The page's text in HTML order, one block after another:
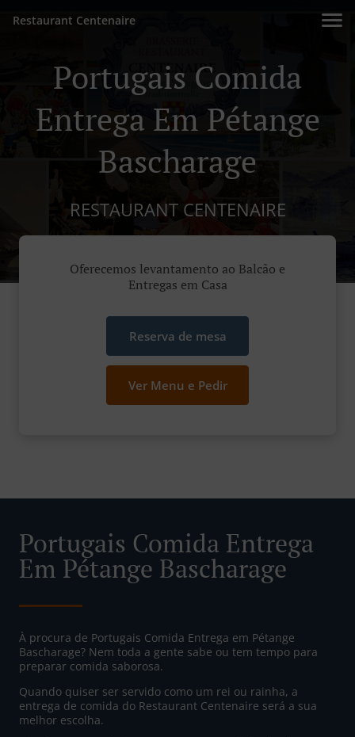
Restaurant Centenaire
Portugais Comida
Entrega Em Pétange
Bascharage
RESTAURANT CENTENAIRE
Oferecemos levantamento ao Balcão e
Entregas em Casa
Reserva de mesa
Ver Menu e Pedir
Portugais Comida Entrega
Em Pétange Bascharage
À procura de Portugais Comida Entrega em Pétange
Bascharage? Nem toda a gente sabe ou tem tempo para
preparar comida saborosa.
Quando quiser ser servido como um rei ou rainha, a
entrega de comida do Restaurant Centenaire será a sua
melhor escolha.